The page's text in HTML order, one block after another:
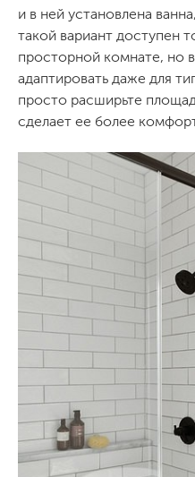
и в ней установлена
такой вариант доступен
просторной комнате,
адаптировать даже для
просто расширьте
сделает ее более